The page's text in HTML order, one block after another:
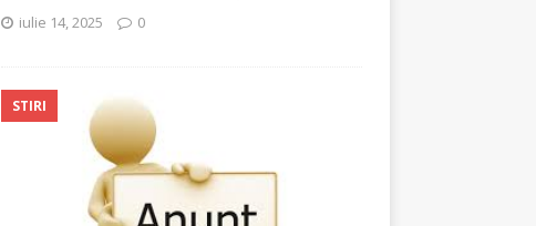
iulie 14, 2025 0
STIRI